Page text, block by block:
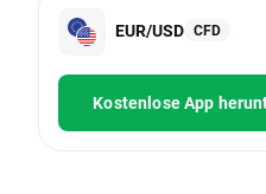
EUR/USD CFD
Kostenlose App